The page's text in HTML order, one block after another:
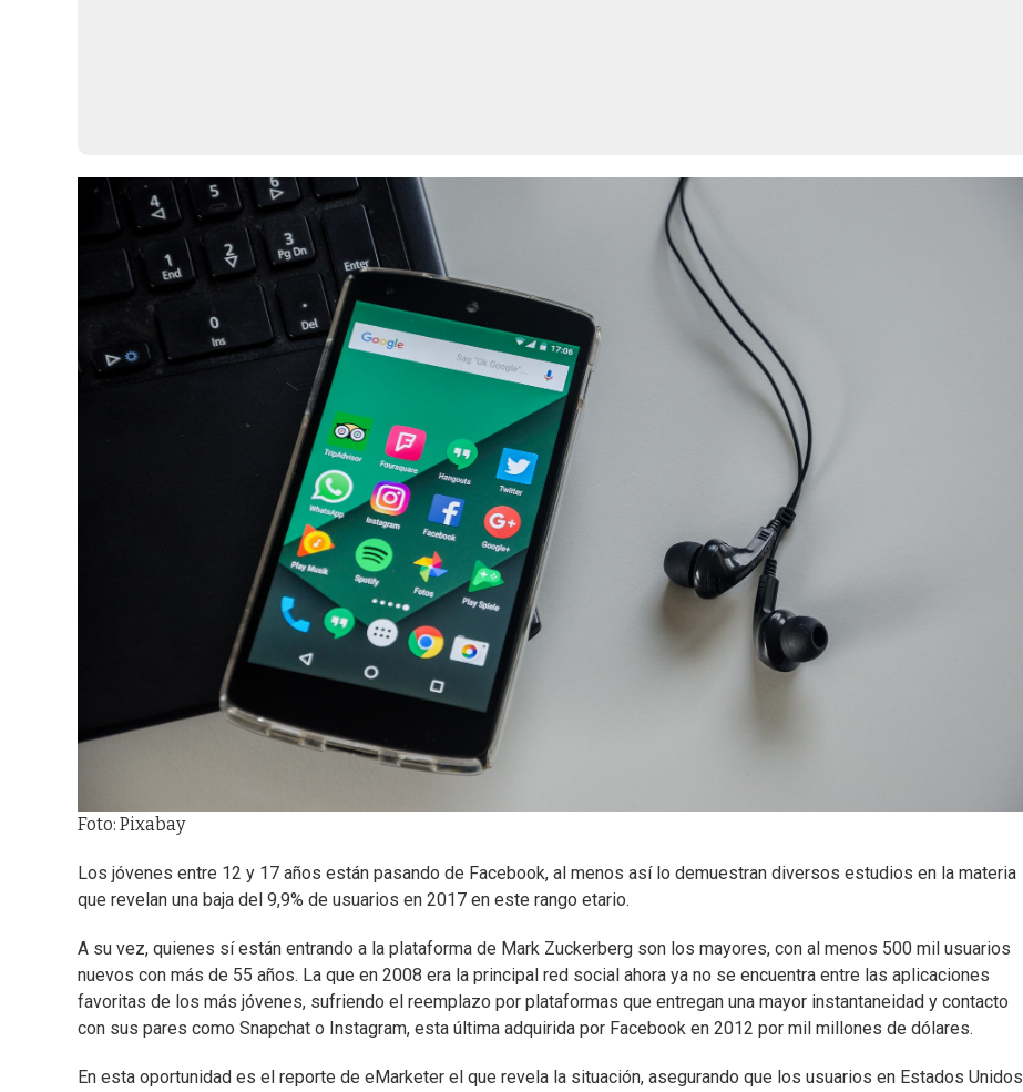
Foto: Pixabay
Los jóvenes entre 12 y 17 años están pasando de Facebook, al menos así lo demuestran diversos estudios en la materia
que revelan una baja del 9,9% de usuarios en 2017 en este rango etario.
A su vez, quienes sí están entrando a la plataforma de Mark Zuckerberg son los mayores, con al menos 500 mil usuarios
nuevos con más de 55 años. La que en 2008 era la principal red social ahora ya no se encuentra entre las aplicaciones
favoritas de los más jóvenes, sufriendo el reemplazo por plataformas que entregan una mayor instantaneidad y contacto
con sus pares como Snapchat o Instagram, esta última adquirida por Facebook en 2012 por mil millones de dólares.
En esta oportunidad es el reporte de eMarketer el que revela la situación, asegurando que los usuarios en Estados Unidos